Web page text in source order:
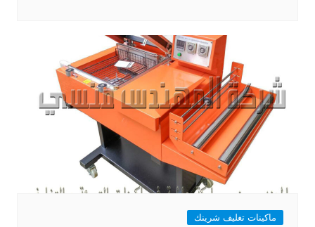
ماكينات تغليف شرينك